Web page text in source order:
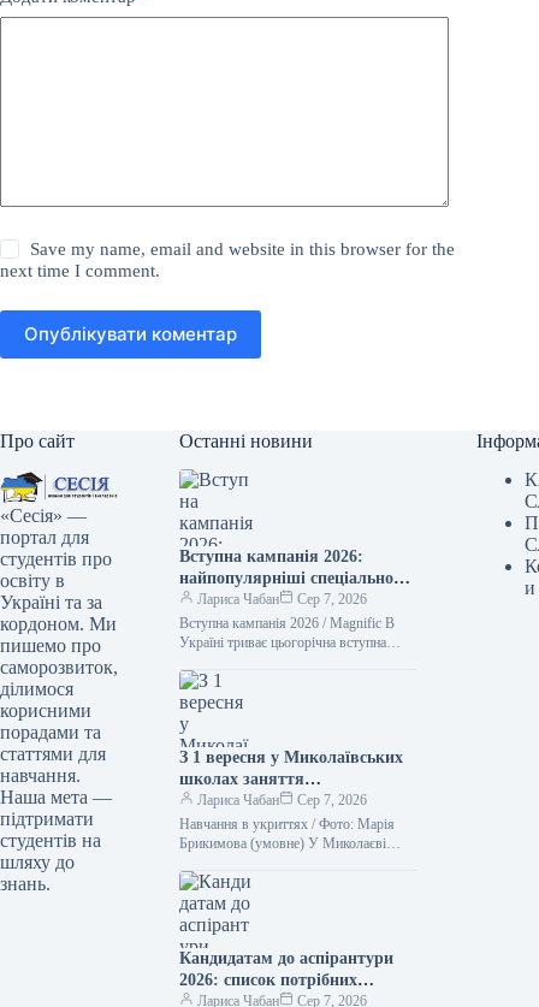
Save my name, email and website in this browser for the
next time I comment.
Опублікувати коментар
Про сайт
«Сесія» —
портал для
студентів про
освіту в
Україні та за
кордоном. Ми
пишемо про
саморозвиток,
ділимося
корисними
порадами та
статтями для
навчання.
Наша мета —
підтримати
студентів на
шляху до
знань.
Останні новини
Вступна кампанія 2026:
найпопулярніші спеціальності
за державним замовленням
Лариса Чабан
Сер 7, 2026
Вступна кампанія 2026 / Magnific В
Україні триває цьогорічна вступна
отримувати рекомендації до
зарахування на бакалаврат.…
З 1 вересня у Миколаївських
школах заняття
проводитимуться виключно в
укриттях.
Лариса Чабан
Сер 7, 2026
Навчання в укриттях / Фото: Марія
Брикимова (умовне) У Миколаєві
сховищах. Такий новий підхід до…
Кандидатам до аспірантури
2026: список потрібних
паперів
Лариса Чабан Сер 7, 2026
и